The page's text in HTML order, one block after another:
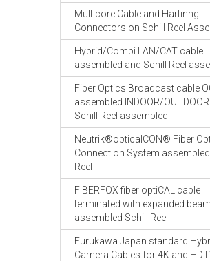
Multicore Cable and Hartinng
Connectors on Schill Reel
Hybrid/Combi LAN/CAT cable
assembled and Schill Reel
Fiber Optics Broadcast cable
assembled INDOOR/
Schill Reel assembled
Neutrik®opticalCON® Fiber
Connection System
Reel
FIBERFOX fiber optiCAL cable
terminated with expanded
assembled Schill Reel
Furukawa Japan standard
Camera Cables for 4K and